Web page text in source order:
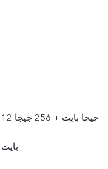
12 جيجا بايت + 256 جيجا
بايت